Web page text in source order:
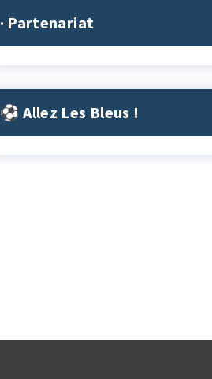
· Partenariat
⚽︎ Allez Les Bleus !